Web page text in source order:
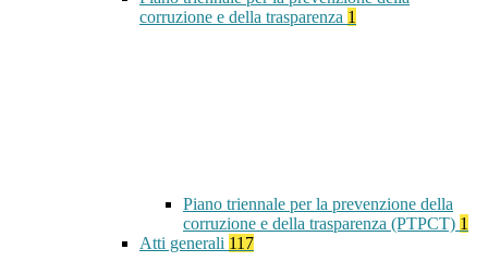
corruzione e della trasparenza 1
Piano triennale per la prevenzione della
corruzione e della trasparenza (PTPCT) 1
Atti generali 117